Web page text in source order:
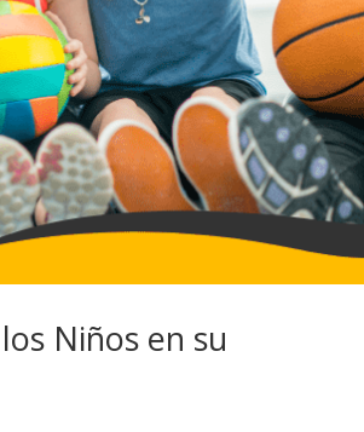
Niños en su